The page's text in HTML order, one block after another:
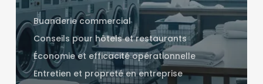
Buanderie commercial
Conseils pour hôtels et restaurants
Économie et efficacité opérationnelle
Entretien et propreté en entreprise